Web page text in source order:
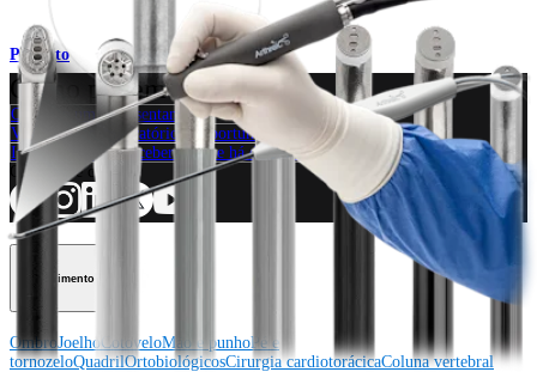
Produto
Como podemos ajudar?
Contacte um representante
Veja eventos, laboratórios e oportunidades educacionais
Inscreva-se para receber: O que há de novo na Arthrex?
Conecte-se conosco
Procedimento
OmbroJoelhoCotoveloMão e punhoPé e
tornozeloQuadrilOrtobiológicosCirurgia cardiotorácicaColuna vertebral